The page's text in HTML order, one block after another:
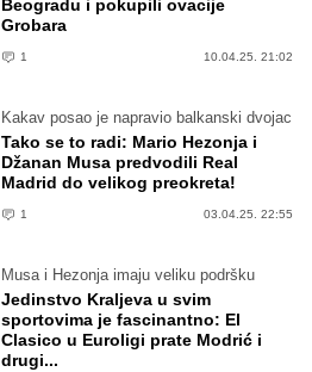
Beogradu i pokupili ovacije
Grobara
1 10.04.25. 21:02
Kakav posao je napravio balkanski dvojac
Tako se to radi: Mario Hezonja i
Džanan Musa predvodili Real
Madrid do velikog preokreta!
1 03.04.25. 22:55
Musa i Hezonja imaju veliku podršku
Jedinstvo Kraljeva u svim
sportovima je fascinantno: El
Clasico u Euroligi prate Modrić i
drugi...